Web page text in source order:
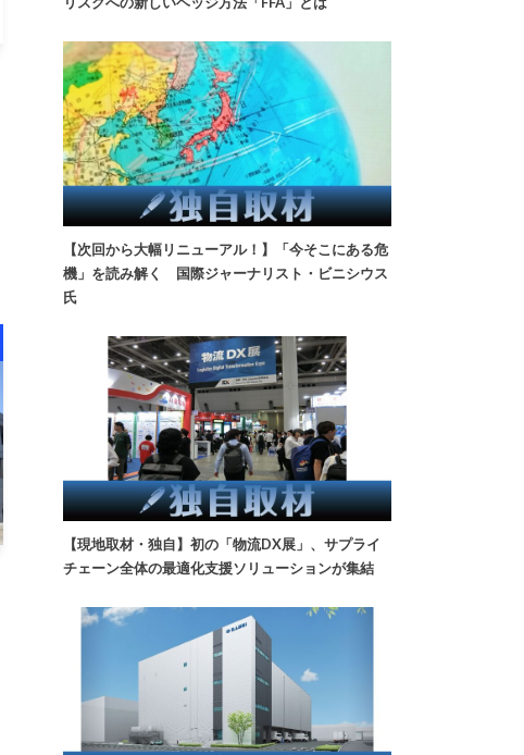
【次回から大幅リニューアル！】「今そこにある危
機」を読み解く 国際ジャーナリスト・ビニシウス
氏
【現地取材・独自】初の「物流DX展」、サプライ
チェーン全体の最適化支援ソリューションが集結